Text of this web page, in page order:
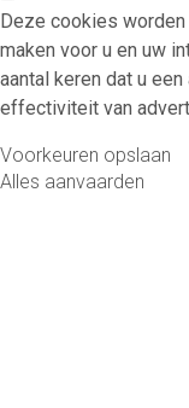
Deze cookies
maken voor u en uw
aantal keren dat u
effectiviteit van
Voorkeuren opslaan
Alles aanvaarden